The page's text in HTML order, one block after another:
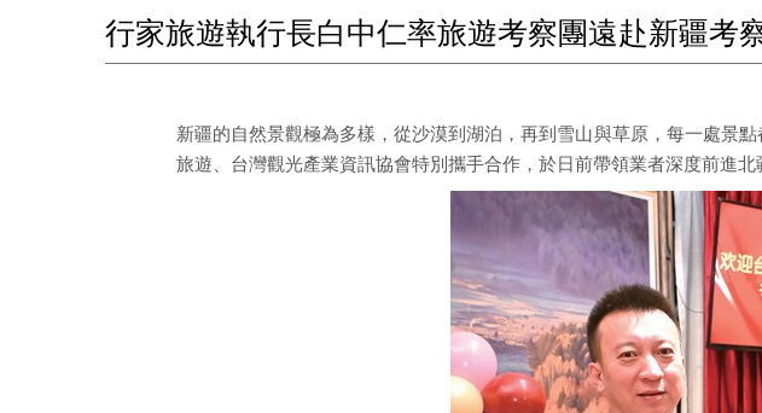
行家旅遊執行長白中仁率旅遊考察團遠赴新疆考
新疆的自然景觀極為多樣，從沙漠到湖泊，再到雪山與草原，每一處景
旅遊、台灣觀光產業資訊協會特別攜手合作，於日前帶領業者深度前進北